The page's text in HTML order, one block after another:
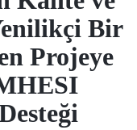
Bir
Projeye